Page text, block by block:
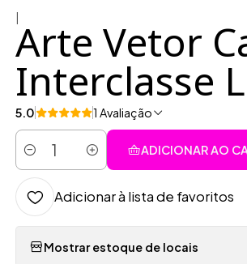
Arte Vetor
Interclasse
5.0 1 Avaliação
Quantidade
ADICIONAR AO
Adicionar à lista de favoritos
Mostrar estoque de locais